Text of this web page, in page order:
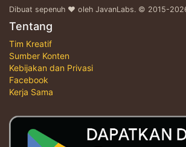
Dibuat sepenuh ♥ oleh JavanLabs. © 2015-
Tentang
Tim Kreatif
Sumber Konten
Kebijakan dan Privasi
Facebook
Kerja Sama